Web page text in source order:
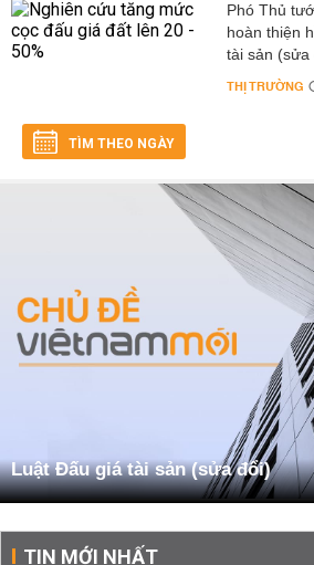
Phó Thủ
hoàn thiện
tài sản (sửa
THỊ TRƯỜNG
TÌM THEO NGÀY
Luật Đấu giá tài sản (sửa đổi)
TIN MỚI NHẤT